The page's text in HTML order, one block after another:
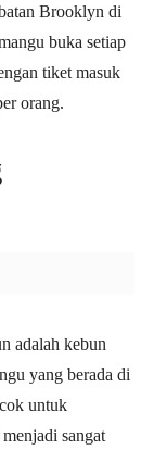
Brooklyn di
buka setiap
tiket masuk
orang.
adalah kebun
yang berada di
untuk
sangat